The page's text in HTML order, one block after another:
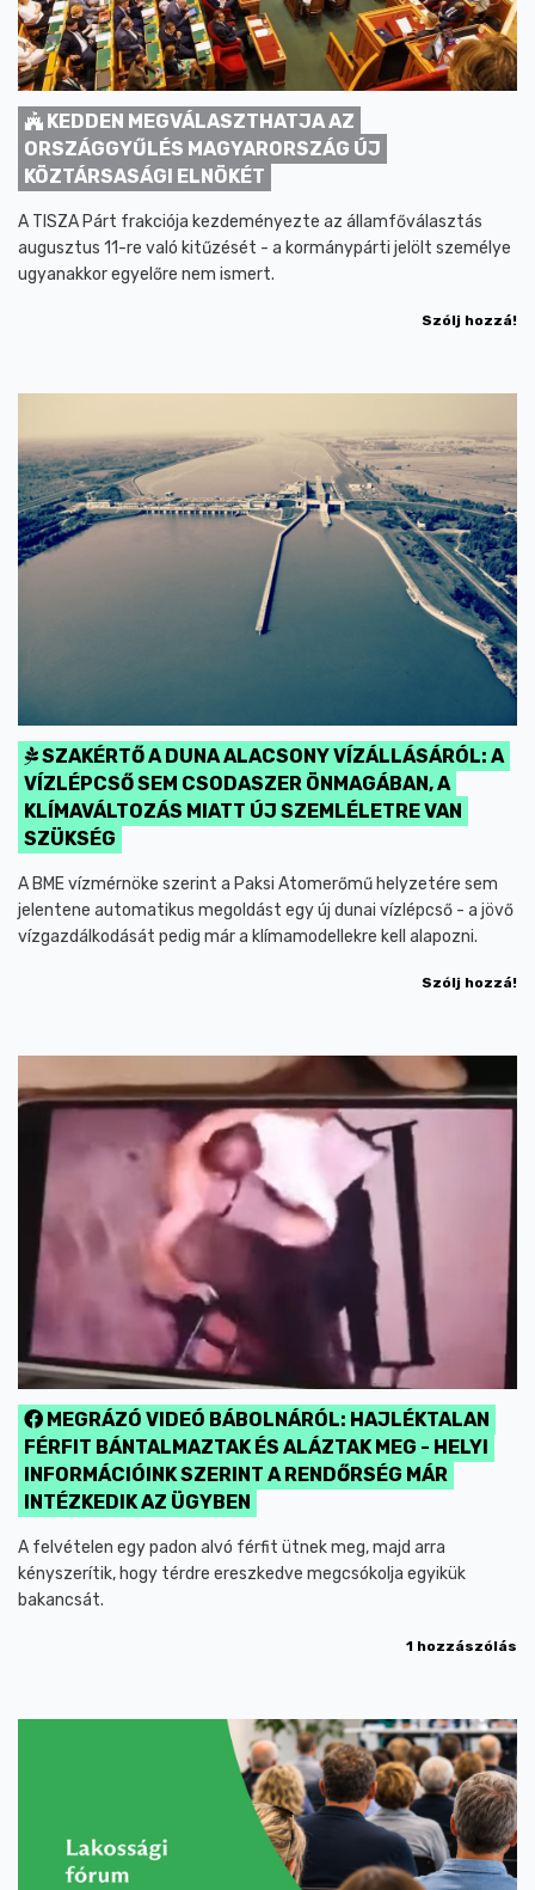
KEDDEN MEGVÁLASZTHATJA AZ
ORSZÁGGYŰLÉS MAGYARORSZÁG ÚJ
KÖZTÁRSASÁGI ELNÖKÉT
A TISZA Párt frakciója kezdeményezte az államfőválasztás
augusztus 11-re való kitűzését - a kormánypárti jelölt személye
ugyanakkor egyelőre nem ismert.
Szólj hozzá!
SZAKÉRTŐ A DUNA ALACSONY VÍZÁLLÁSÁRÓL: A
VÍZLÉPCSŐ SEM CSODASZER ÖNMAGÁBAN, A
KLÍMAVÁLTOZÁS MIATT ÚJ SZEMLÉLETRE VAN
SZÜKSÉG
A BME vízmérnöke szerint a Paksi Atomerőmű helyzetére sem
jelentene automatikus megoldást egy új dunai vízlépcső - a jövő
vízgazdálkodását pedig már a klímamodellekre kell alapozni.
Szólj hozzá!
MEGRÁZÓ VIDEÓ BÁBOLNÁRÓL: HAJLÉKTALAN
FÉRFIT BÁNTALMAZTAK ÉS ALÁZTAK MEG - HELYI
INFORMÁCIÓINK SZERINT A RENDŐRSÉG MÁR
INTÉZKEDIK AZ ÜGYBEN
A felvételen egy padon alvó férfit ütnek meg, majd arra
kényszerítik, hogy térdre ereszkedve megcsókolja egyikük
bakancsát.
1 hozzászólás